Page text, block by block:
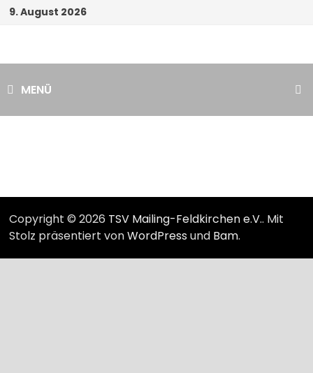
Zum
9. August 2026
MENÜ
Copyright © 2026 TSV Mailing-Feldkirchen e.V.. Mit
Stolz präsentiert vonWordPressund Bam.